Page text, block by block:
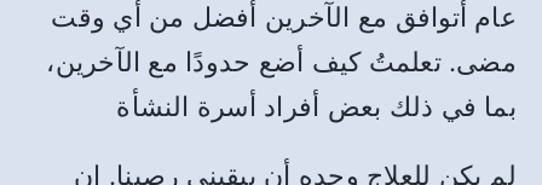
عام أتوافق مع الآخرين أفضل من أي وقت
مضى. تعلمتُ كيف أضع حدودًا مع الآخرين،
بما في ذلك بعض أفراد أسرة النشأة
لم يكن للعلاج وحده أن يبقيني رصينا. إن